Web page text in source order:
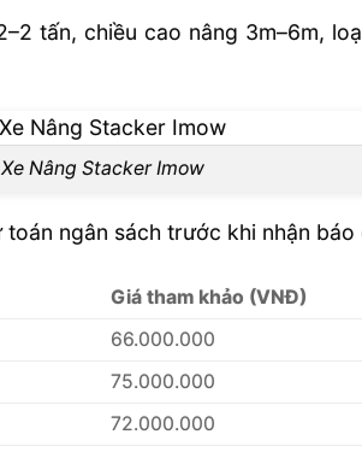
tấn, chiều cao nâng 3m–6m,
Xe Nâng Stacker Imow
ngân sách trước khi nhận
Giá tham khảo (VNĐ)
66.000.000
75.000.000
72.000.000